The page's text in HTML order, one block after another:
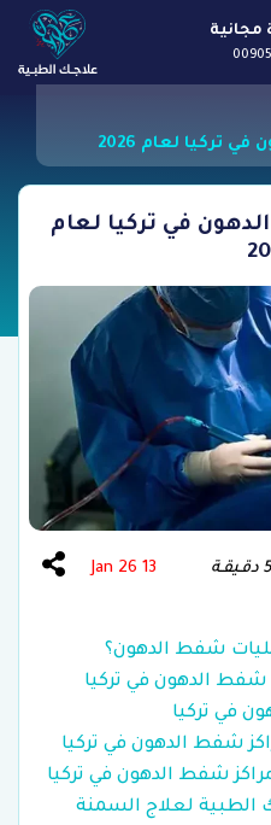
مجانية
لعام 2026
في تركيا لعام
13 Jan 26
شفط الدهون؟
شفط الدهون في تركيا
في تركيا
شفط الدهون في تركيا
شفط الدهون في تركيا
الطبية لعلاج السمنة